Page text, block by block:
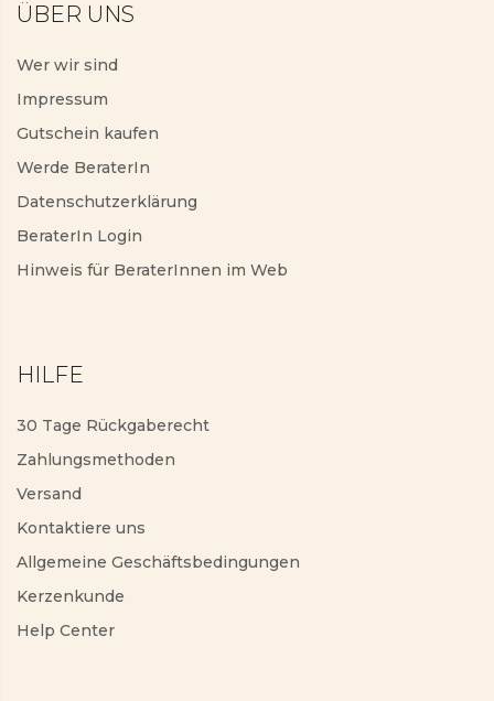
ÜBER UNS
Wer wir sind
Impressum
Gutschein kaufen
Werde BeraterIn
Datenschutzerklärung
BeraterIn Login
Hinweis für BeraterInnen im Web
HILFE
30 Tage Rückgaberecht
Zahlungsmethoden
Versand
Kontaktiere uns
Allgemeine Geschäftsbedingungen
Kerzenkunde
Help Center